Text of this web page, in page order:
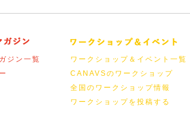
ジン一覧
ワークショップ＆イベント一覧
CANAVSのワークショップ
全国のワークショップ情報
ワークショップを投稿する